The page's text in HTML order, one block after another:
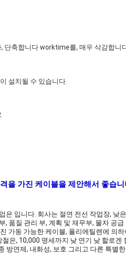
축합니다 worktime를, 매우 삭감합니
설치될 수 있습니다.
을 가진 케이블을 제안해서 좋습
입니다. 회사는 절연 전선 작업장, 낮
품질 관리 부, 계획 및 재무부, 물자 공
가동 가능한 케이블, 폴리에틸렌에 의
은, 10,000 명세까지 낮 연기 낮 할로
연제, 내화성, 보호 그리고 다른 특별